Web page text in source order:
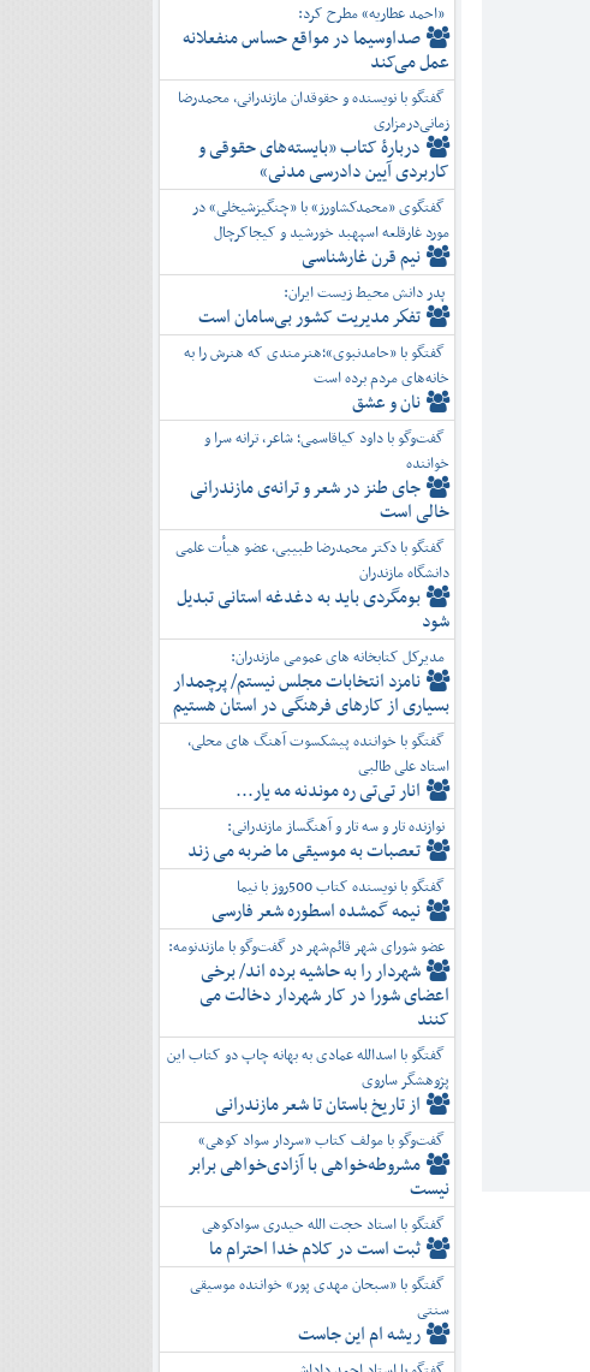
«احمد عطاریه» مطرح کرد:
صداوسیما در مواقع حساس منفعلانه
عمل می‌کند
گفتگو با نویسنده و حقوقدان مازندرانی، محمدرضا
زمانی‌درمزاری
دربارۀ کتاب ”بایسته‌های حقوقی و
کاربردی آیین دادرسی مدنی»
گفتگوی «محمدکشاورز» با «چنگیزشیخلی» در
مورد غارقلعه اسپهبد خورشید و کیجاکرچال
نیم قرن غارشناسی
پدر دانش محیط زیست ایران:
تفكر مديريت کشور بی‌سامان است
گفتگو با «حامدنبوی»؛هنرمندی که هنرش را به
خانه‌های مردم برده است
نان و عشق
گفت‌وگو با داود کیاقاسمی؛ شاعر، ترانه سرا و
خواننده
جای طنز در شعر و ترانه‌ی مازندرانی
خالی است
گفتگو با دکتر محمدرضا طبیبی، عضو هیأت علمی
دانشگاه مازندران
بومگردی باید به دغدغه استانی تبدیل
شود
مدیرکل کتابخانه های عمومی مازندران:
نامزد انتخابات مجلس نیستم/ پرچمدار
بسیاری از کارهای فرهنگی در استان هستیم
گفتگو با خواننده پیشکسوت آهنگ های محلی،
استاد علی طالبی
انار تی‌تی ره موندنه مه یار...
نوازنده تار و سه تار و آهنگساز مازندرانی:
تعصبات به موسیقی ما ضربه می زند
گفتگو با نویسنده کتاب 500روز با نیما
نیمه گمشده اسطوره شعر فارسی
عضو شورای شهر قائم‌شهر در گفت‌و‌گو با مازندنومه:
شهردار را به حاشیه برده اند/ برخی
اعضای شورا در کار شهردار دخالت می
کنند
گفتگو با اسدالله عمادی به بهانه چاپ دو کتاب این
پژوهشگر ساروی
از تاریخ باستان تا شعر مازندرانی
گفت‌وگو با مولف کتاب «سردار سواد کوهی»
مشروطه‌خواهی با آزادی‌خواهی برابر
نیست
گفتگو با استاد حجت الله حیدری سوادکوهی
ثبت است در کلام خدا احترام ما
گفتگو با «سبحان مهدی پور» خواننده موسیقی
سنتی
ریشه ام این جاست